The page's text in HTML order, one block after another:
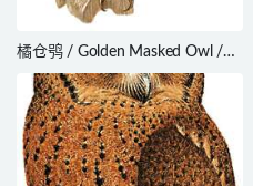
橘仓鸮 / Golden Masked Owl /
Tyto aurantia